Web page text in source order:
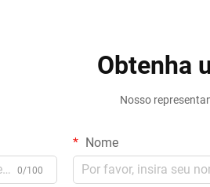
Obtenha
Nosso
0/100
Nome